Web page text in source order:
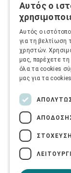
Αυτός ο
Αυτός ο
για τη βελτίωση
χρηστών.
μας, παρέχετε
όλα τα cookies
μας για τα